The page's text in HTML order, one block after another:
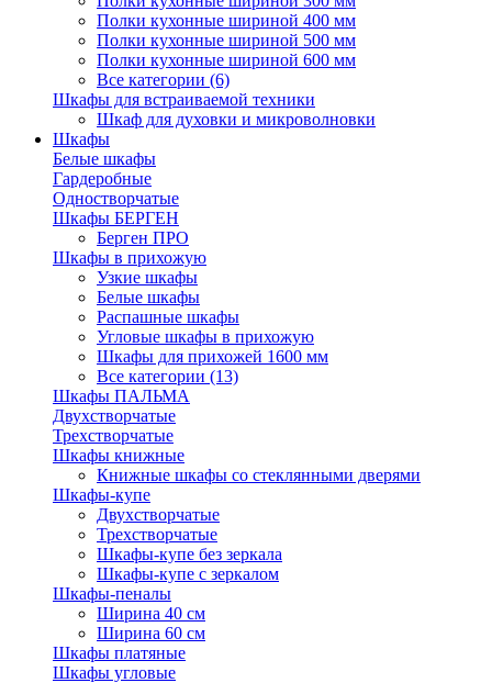
Полки кухонные шириной 400 мм
Полки кухонные шириной 500 мм
Полки кухонные шириной 600 мм
Все категории (6)
Шкафы для встраиваемой техники
Шкаф для духовки и микроволновки
Шкафы
Белые шкафы
Гардеробные
Одностворчатые
Шкафы БЕРГЕН
Берген ПРО
Шкафы в прихожую
Узкие шкафы
Белые шкафы
Распашные шкафы
Угловые шкафы в прихожую
Шкафы для прихожей 1600 мм
Все категории (13)
Шкафы ПАЛЬМА
Двухстворчатые
Трехстворчатые
Шкафы книжные
Книжные шкафы со стеклянными дверями
Шкафы-купе
Двухстворчатые
Трехстворчатые
Шкафы-купе без зеркала
Шкафы-купе с зеркалом
Шкафы-пеналы
Ширина 40 см
Ширина 60 см
Шкафы платяные
Шкафы угловые